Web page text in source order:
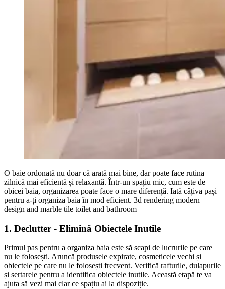
O baie ordonată nu doar că arată mai bine, dar poate face rutina
zilnică mai eficientă și relaxantă. Într-un spațiu mic, cum este de
obicei baia, organizarea poate face o mare diferență. Iată câțiva pași
pentru a-ți organiza baia în mod eficient. 3d rendering modern
design and marble tile toilet and bathroom
1. Declutter - Elimină Obiectele Inutile
Primul pas pentru a organiza baia este să scapi de lucrurile pe care
nu le folosești. Aruncă produsele expirate, cosmeticele vechi și
obiectele pe care nu le folosești frecvent. Verifică rafturile, dulapurile
și sertarele pentru a identifica obiectele inutile. Această etapă te va
ajuta să vezi mai clar ce spațiu ai la dispoziție.